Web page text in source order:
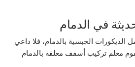
في الدمام
الديكورات الجبسية بالدمام، فلا داعي
معلم تركيب أسقف معلقة بالدمام